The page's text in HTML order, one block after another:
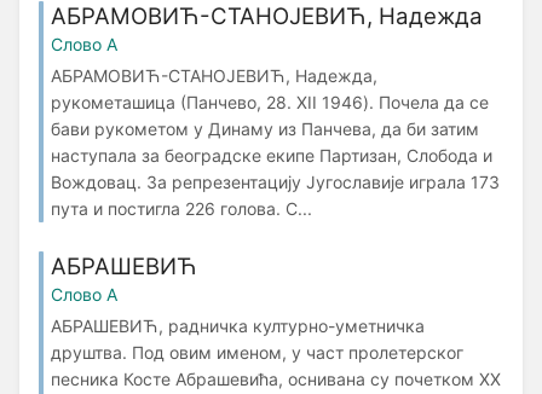
АБРАМОВИЋ-СТАНОЈЕВИЋ, Надежда
Слово А
АБРАМОВИЋ-СТАНОЈЕВИЋ, Надежда,
рукометашица (Панчево, 28. XII 1946). Почела да се
бави рукометом у Динаму из Панчева, да би затим
наступала за београдске екипе Партизан, Слобода и
Вождовац. За репрезентацију Југославије играла 173
пута и постигла 226 голова. С...
АБРАШЕВИЋ
Слово А
АБРАШЕВИЋ, радничка културно-уметничка
друштва. Под овим именом, у част пролетерског
песника Косте Абрашевића, оснивана су почетком XX